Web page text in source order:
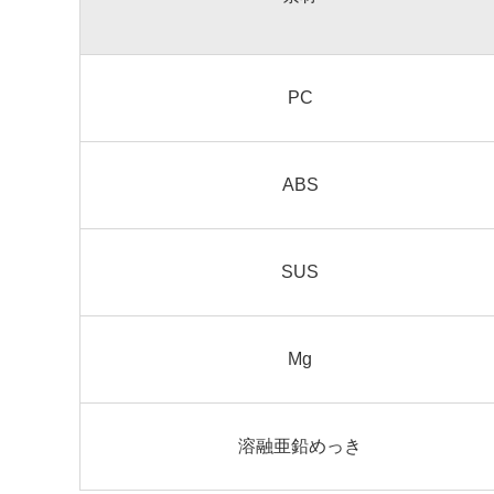
PC
ABS
SUS
Mg
溶融亜鉛めっき